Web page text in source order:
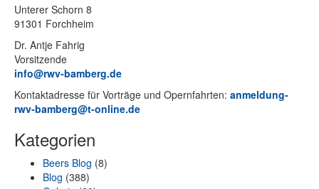
Un­te­rer Schorn 8
91301 Forchheim
Dr. Ant­je Fahrig
Vorsitzende
info@rwv-bamberg.de
Kon­takt­adres­se für Vor­trä­ge und Opern­fahr­ten: anmeldung-
rwv-bamberg@t-online.de
Kategorien
Beers Blog (8)
Blog (388)